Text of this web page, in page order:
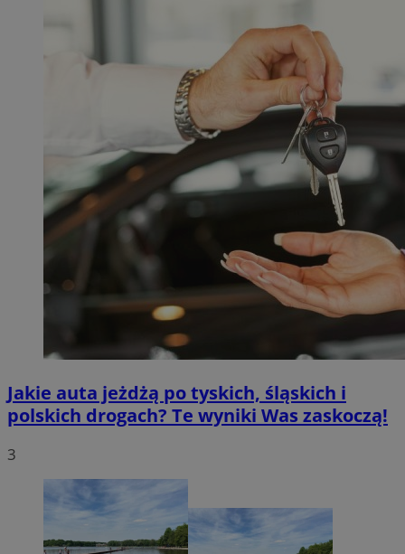
Jakie auta jeżdżą po tyskich, śląskich i
polskich drogach? Te wyniki Was zaskoczą!
3